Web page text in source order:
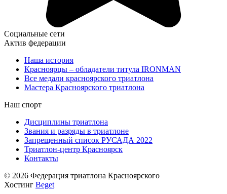
Социальные сети
Актив федерации
Наша история
Красноярцы – обладатели титула IRONMAN
Все медали красноярского триатлона
Мастера Красноярского триатлона
Наш спорт
Дисциплины триатлона
Звания и разряды в триатлоне
Запрещенный список РУСАДА 2022
Триатлон-центр Красноярск
Контакты
© 2026 Федерация триатлона Красноярского
Хостинг Beget